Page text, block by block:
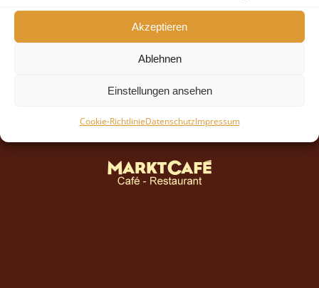
Akzeptieren
Ablehnen
Einstellungen ansehen
Cookie-RichtlinieDatenschutzImpressum